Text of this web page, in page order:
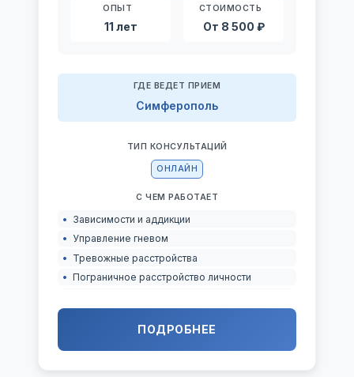
ОПЫТ
11 лет
СТОИМОСТЬ
От 8 500 ₽
ГДЕ ВЕДЕТ ПРИЕМ
Симферополь
ТИП КОНСУЛЬТАЦИЙ
ОНЛАЙН
С ЧЕМ РАБОТАЕТ
Зависимости и аддикции
Управление гневом
Тревожные расстройства
Пограничное расстройство личности
Нарциссическое расстройство личности
Проблемы в отношениях
ПОДРОБНЕЕ